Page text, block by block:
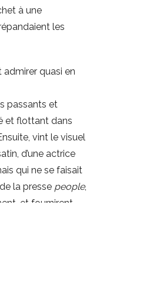
à une
les
admirer quasi en
passants et
et flottant dans
vint le visuel
d’une actrice
qui ne se faisait
la presse people,
et fournirent